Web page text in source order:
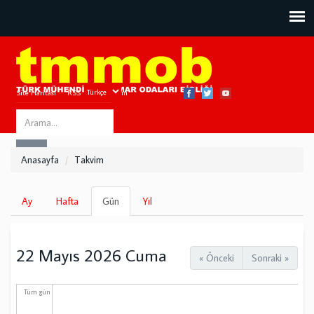
Site Haritası RSS Bize Ulaşın
Search
this
Anasayfa Takvim
Birincil
sekmeler
Ay Hafta Gün
sekme)
Yıl
« Önceki Sonraki »
22 Mayıs 2026 Cuma
Tüm gün